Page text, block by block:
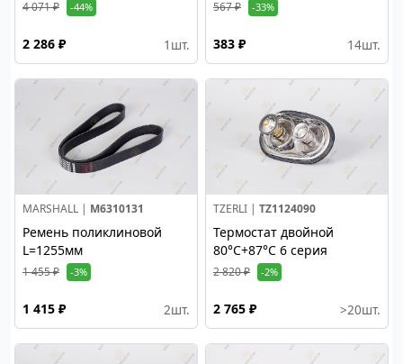
4 071 ₽ -44%
2 286 ₽ 1 шт.
567 ₽ -33%
383 ₽ 14шт.
MARSHALL | M6310131
Ремень поликлиновой
L=1255мм
1 455 ₽ -3%
1 415 ₽ 2шт.
TZERLI | TZ1124090
Термостат двойной
80°C+87°C 6 серия
2 820 ₽ -2%
2 765 ₽ >20шт.